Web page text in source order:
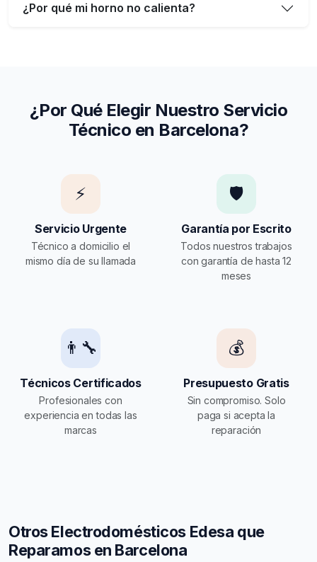
¿Por qué mi horno no calienta?
¿Por Qué Elegir Nuestro Servicio
Técnico en Barcelona?
⚡
Servicio Urgente
Técnico a domicilio el
mismo día de su llamada
🛡️
Garantía por Escrito
Todos nuestros trabajos
con garantía de hasta 12
meses
👨‍🔧
Técnicos Certificados
Profesionales con
experiencia en todas las
marcas
💰
Presupuesto Gratis
Sin compromiso. Solo
paga si acepta la
reparación
Otros Electrodomésticos Edesa que
Reparamos en Barcelona